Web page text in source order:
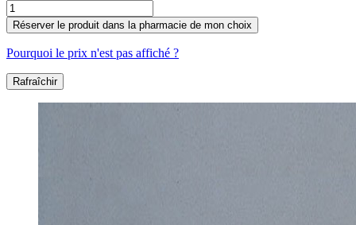
Réserver le produit dans la pharmacie de mon choix
Pourquoi le prix n'est pas affiché ?